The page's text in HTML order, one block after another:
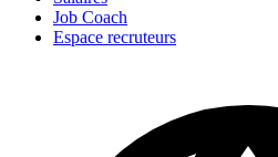
Job Coach
Espace recruteurs